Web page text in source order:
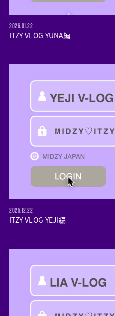
2026.01.22
ITZY VLOG YUNA編
2025.12.22
ITZY VLOG YEJI編